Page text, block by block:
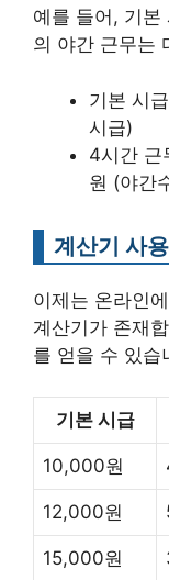
예를 들어, 기
의 야간 근무는
기본 시
시급)
4시간
원 (야간
계산기 사
이제는 온라인
계산기가 존재
를 얻을 수 있습
기본 시급
10,000원
12,000원
15,000원